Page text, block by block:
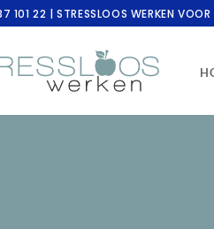
101 22 | STRESSLOOS WERKEN VOOR